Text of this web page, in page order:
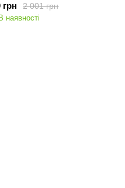
2 001 грн
грн
В наявності